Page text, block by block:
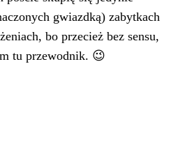
gwiazdką) zabytkach
bo przecież bez sensu,
tu przewodnik. 😉